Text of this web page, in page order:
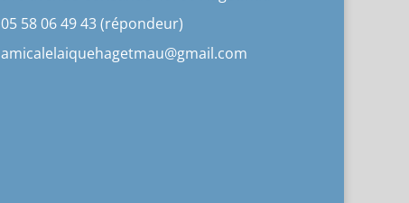
05 58 06 49 43 (répondeur)
amicalelaiquehagetmau@gmail.com